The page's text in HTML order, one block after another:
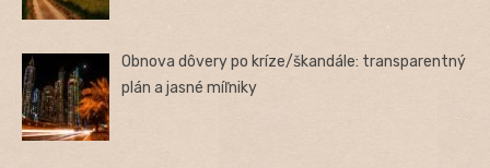
Obnova dôvery po kríze/škandále: transparentný
plán a jasné míľniky